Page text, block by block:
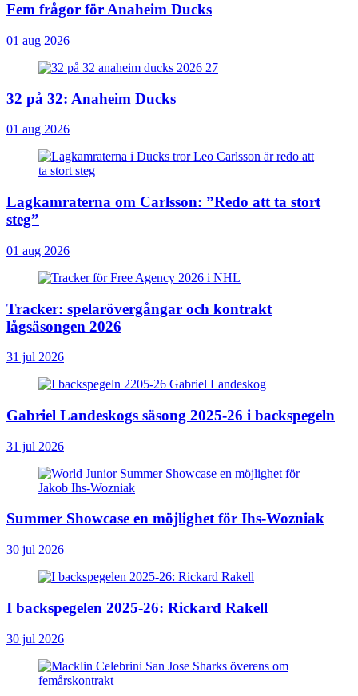
Fem frågor för Anaheim Ducks
01 aug 2026
32 på 32: Anaheim Ducks
01 aug 2026
Lagkamraterna om Carlsson: ”Redo att ta stort
steg”
01 aug 2026
Tracker: spelarövergångar och kontrakt
lågsäsongen 2026
31 jul 2026
Gabriel Landeskogs säsong 2025-26 i backspegeln
31 jul 2026
Summer Showcase en möjlighet för Ihs-Wozniak
30 jul 2026
I backspegelen 2025-26: Rickard Rakell
30 jul 2026